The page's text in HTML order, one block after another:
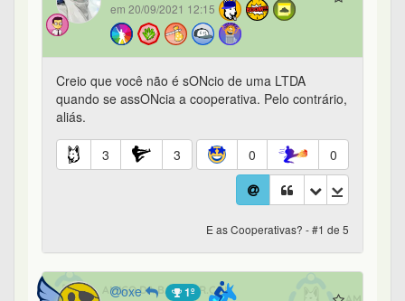
em 20/09/2021 12:15
Creio que você não é sONcio de uma LTDA
quando se assONcia a cooperativa. Pelo contrário,
aliás.
3 3 0 0
E as Cooperativas? - #1 de 5
oxe 1º